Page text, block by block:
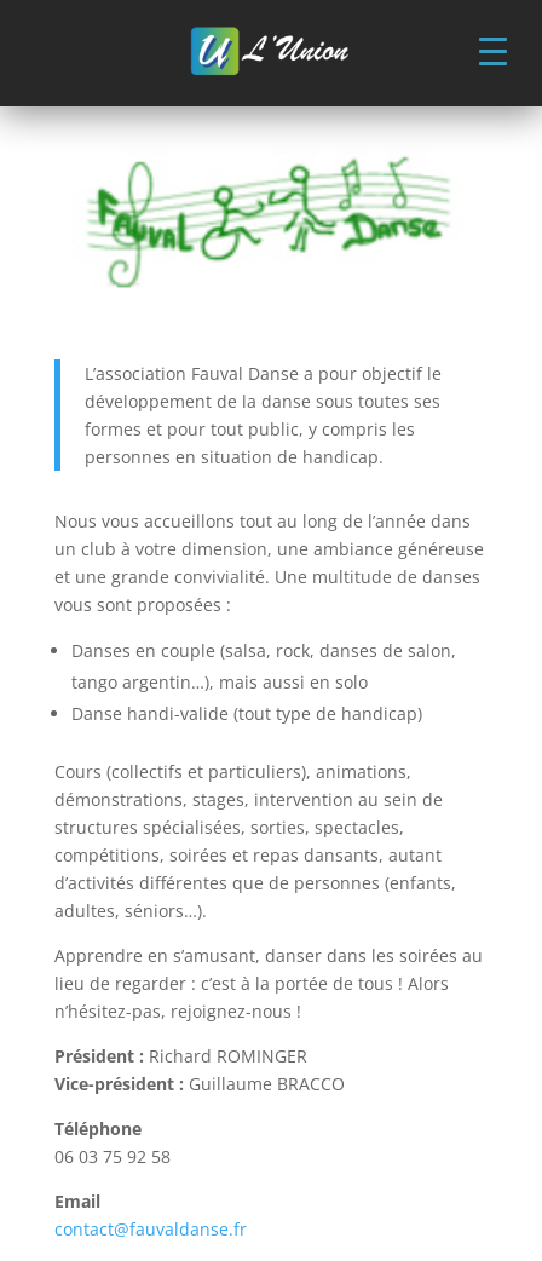
Fauval Danse
L’association Fauval Danse a pour objectif le
développement de la danse sous toutes ses
formes et pour tout public, y compris les
personnes en situation de handicap.
Nous vous accueillons tout au long de l’année dans
un club à votre dimension, une ambiance généreuse
et une grande convivialité. Une multitude de danses
vous sont proposées :
Danses en couple (salsa, rock, danses de salon,
tango argentin…), mais aussi en solo
Danse handi-valide (tout type de handicap)
Cours (collectifs et particuliers), animations,
démonstrations, stages, intervention au sein de
structures spécialisées, sorties, spectacles,
compétitions, soirées et repas dansants, autant
d’activités différentes que de personnes (enfants,
adultes, séniors…).
Apprendre en s’amusant, danser dans les soirées au
lieu de regarder : c’est à la portée de tous ! Alors
n’hésitez-pas, rejoignez-nous !
Président : Richard ROMINGER
Vice-président : Guillaume BRACCO
Téléphone
06 03 75 92 58
Email
contact@fauvaldanse.fr